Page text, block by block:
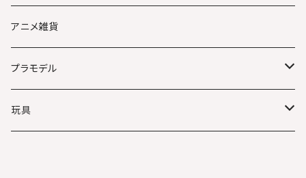
ワンピースカード
MTG マジックザギャザリング
ロルカナ
アニメキャラクター
美少女
映画キャラクター
アニメ雑貨
プラモデル
その他
玩具